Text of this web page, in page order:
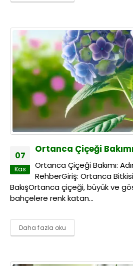
07
Kas
Ortanca Çiçeği Bakımı
Ortanca Çiçeği Bakımı:
RehberGiriş: Ortanca
BakışOrtanca çiçeği, büyük ve
bahçelere renk katan...
Daha fazla oku